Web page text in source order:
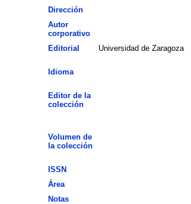
Dirección
Autor
corporativo
Editorial Universidad de Zaragoza
Idioma
Editor de la
colección
Volumen de
la colección
ISSN
Área
Notas